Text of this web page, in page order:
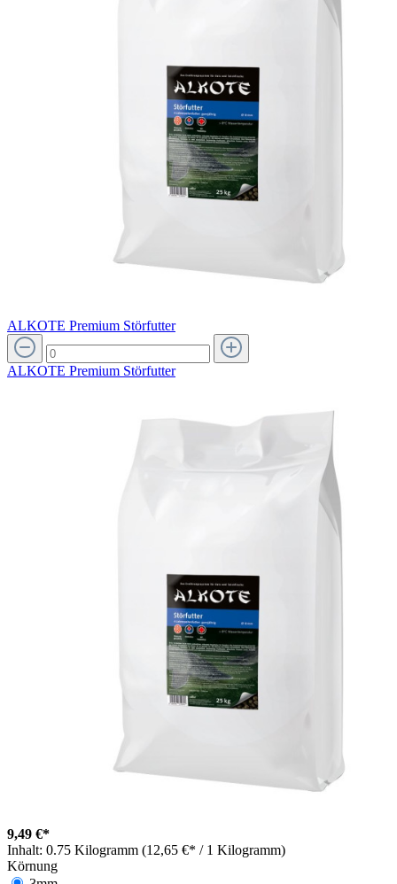
ALKOTE Premium Störfutter
ALKOTE Premium Störfutter
9,49 €*
Inhalt: 0.75 Kilogramm (12,65 €* / 1 Kilogramm)
Körnung